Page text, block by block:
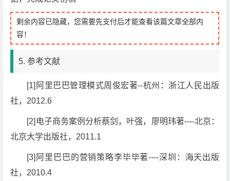
剩余内容已隐藏，您需要先支付后才能查看该篇文章全部内
容！
5. 参考文献
[1]阿里巴巴管理模式周俊宏著--杭州：浙江人民出版
社，2012.6
[2]电子商务案例分析蔡剑，叶强，廖明玮著----北京：
北京大学出版社，2011.1
[3]阿里巴巴的营销策略李毕毕著----深圳：海天出版
社，2010.4